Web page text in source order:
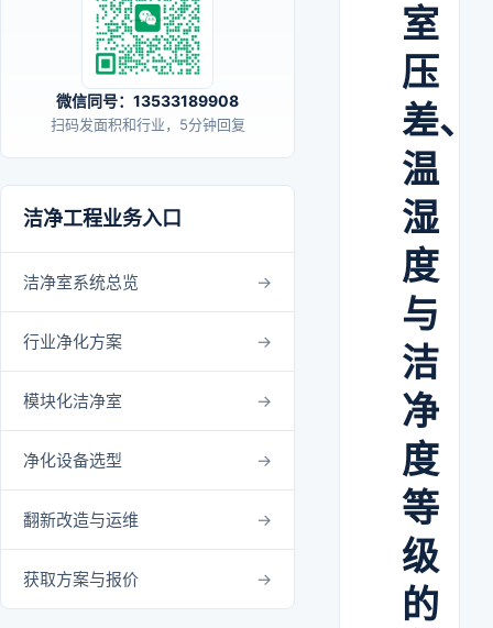
微信同号：13533189908
扫码发面积和行业，5分钟回复
洁净工程业务入口
洁净室系统总览
行业净化方案
模块化洁净室
净化设备选型
翻新改造与运维
获取方案与报价
室
压
差、
温
湿
度
与
洁
净
度
等
级
的